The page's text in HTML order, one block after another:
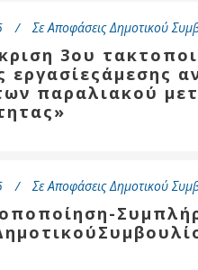
Σε Αποφάσεις Δημοτικού
3ου
εργασίεςάμεσης
παραλιακού
Σε Αποφάσεις Δημοτικού